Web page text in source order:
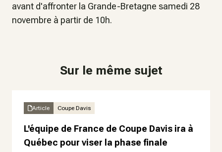
avant d'affronter la Grande-Bretagne samedi 28
novembre à partir de 10h.
Sur le même sujet
Article Coupe Davis
L'équipe de France de Coupe Davis ira à
Québec pour viser la phase finale